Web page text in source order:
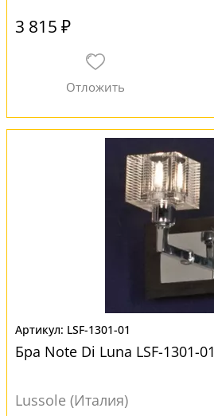
3 815 ₽
LSF-1301-01
Бра Note Di Luna LSF-1301-01
Lussole (Италия)